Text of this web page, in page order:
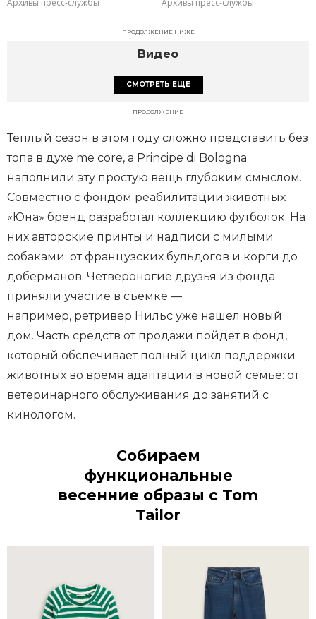
Архивы пресс-службы Архивы пресс-службы
ПРОДОЛЖЕНИЕ НИЖЕ
Видео
СМОТРЕТЬ ЕЩЕ
ПРОДОЛЖЕНИЕ
Теплый сезон в этом году сложно представить без
топа в духе me core, а Principe di Bologna
наполнили эту простую вещь глубоким смыслом.
Совместно с фондом реабилитации животных
«Юна» бренд разработал коллекцию футболок. На
них авторские принты и надписи с милыми
собаками: от французских бульдогов и корги до
доберманов. Четвероногие друзья из фонда
приняли участие в съемке —
например, ретривер Нильс уже нашел новый
дом. Часть средств от продажи пойдет в фонд,
который обспечивает полный цикл поддержки
животных во время адаптации в новой семье: от
ветеринарного обслуживания до занятий с
кинологом.
Собираем
функциональные
весенние образы с Tom
Tailor